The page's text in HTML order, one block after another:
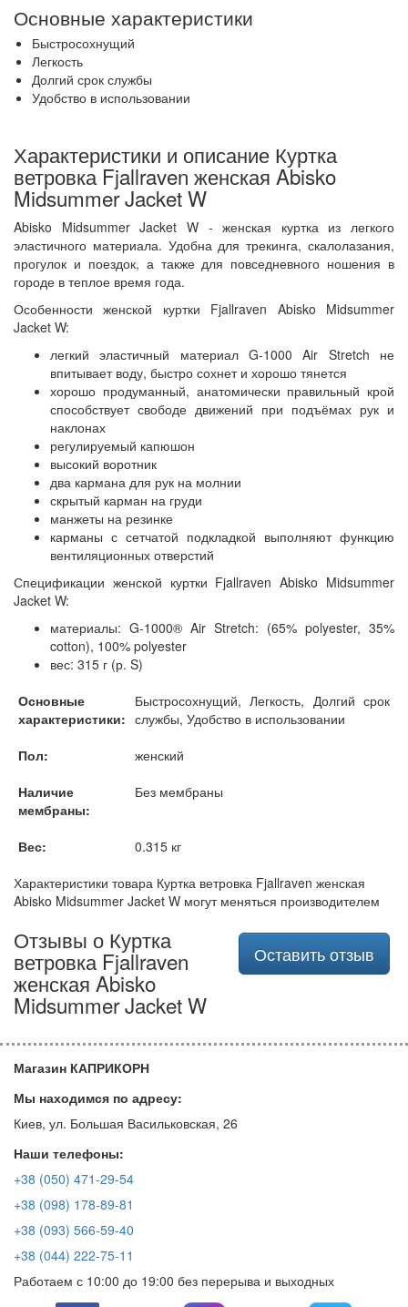
Основные характеристики
Быстросохнущий
Легкость
Долгий срок службы
Удобство в использовании
Характеристики и описание Куртка
ветровка Fjallraven женская Abisko
Midsummer Jacket W
Abisko Midsummer Jacket W - женская куртка из легкого
эластичного материала. Удобна для трекинга, скалолазания,
прогулок и поездок, а также для повседневного ношения в
городе в теплое время года.
Особенности женской куртки Fjallraven Abisko Midsummer
Jacket W:
легкий эластичный материал G-1000 Air Stretch не
впитывает воду, быстро сохнет и хорошо тянется
хорошо продуманный, анатомически правильный крой
способствует свободе движений при подъёмах рук и
наклонах
регулируемый капюшон
высокий воротник
два кармана для рук на молнии
скрытый карман на груди
манжеты на резинке
карманы с сетчатой подкладкой выполняют функцию
вентиляционных отверстий
Спецификации женской куртки Fjallraven Abisko Midsummer
Jacket W:
материалы: G-1000® Air Stretch: (65% polyester, 35%
cotton), 100% polyester
вес: 315 г (р. S)
Основные
характеристики:
Быстросохнущий, Легкость, Долгий срок
службы, Удобство в использовании
Пол:
женский
Наличие
мембраны:
Без мембраны
Вес:
0.315 кг
Характеристики товара Куртка ветровка Fjallraven женская
Abisko Midsummer Jacket W могут меняться производителем
Оставить отзыв
Отзывы о Куртка
ветровка Fjallraven
женская Abisko
Midsummer Jacket W
Магазин КАПРИКОРН
Мы находимся по адресу:
Киев, ул. Большая Васильковская, 26
Наши телефоны:
+38 (050) 471-29-54
+38 (098) 178-89-81
+38 (093) 566-59-40
+38 (044) 222-75-11
Работаем с 10:00 до 19:00 без перерыва и выходных